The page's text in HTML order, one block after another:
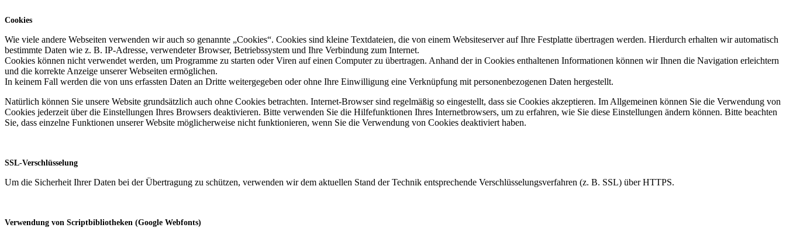
Cookies
Wie viele andere Webseiten verwenden wir auch so genannte „Cookies“. Cookies sind kleine Textdateien, die von einem Websiteserver auf Ihre Festplatte übertragen werden. Hierdurch erhalten wir automatisch
bestimmte Daten wie z. B. IP-Adresse, verwendeter Browser, Betriebssystem und Ihre Verbindung zum Internet.
Cookies können nicht verwendet werden, um Programme zu starten oder Viren auf einen Computer zu übertragen. Anhand der in Cookies enthaltenen Informationen können wir Ihnen die Navigation erleichtern
und die korrekte Anzeige unserer Webseiten ermöglichen.
In keinem Fall werden die von uns erfassten Daten an Dritte weitergegeben oder ohne Ihre Einwilligung eine Verknüpfung mit personenbezogenen Daten hergestellt.
Natürlich können Sie unsere Website grundsätzlich auch ohne Cookies betrachten. Internet-Browser sind regelmäßig so eingestellt, dass sie Cookies akzeptieren. Im Allgemeinen können Sie die Verwendung von
Cookies jederzeit über die Einstellungen Ihres Browsers deaktivieren. Bitte verwenden Sie die Hilfefunktionen Ihres Internetbrowsers, um zu erfahren, wie Sie diese Einstellungen ändern können. Bitte beachten
Sie, dass einzelne Funktionen unserer Website möglicherweise nicht funktionieren, wenn Sie die Verwendung von Cookies deaktiviert haben.
SSL-Verschlüsselung
Um die Sicherheit Ihrer Daten bei der Übertragung zu schützen, verwenden wir dem aktuellen Stand der Technik entsprechende Verschlüsselungsverfahren (z. B. SSL) über HTTPS.
Verwendung von Scriptbibliotheken (Google Webfonts)